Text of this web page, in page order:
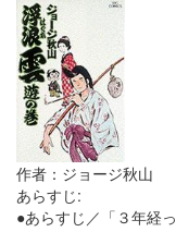
作者：ジョージ秋山
あらすじ:
●あらすじ／「３年経